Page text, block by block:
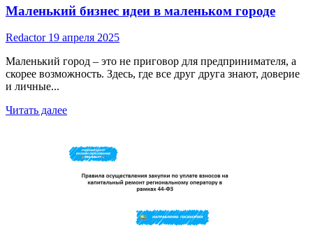
Маленький бизнес идеи в маленьком городе
Redactor 19 апреля 2025
Маленький город – это не приговор для предпринимателя, а
скорее возможность. Здесь, где все друг друга знают, доверие
и личные...
Читать далееRead
Маленький
бизнес
идеи